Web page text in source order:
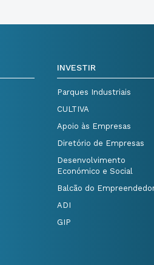
INVESTIR
Parques Industriais
CULTIVA
Apoio às Empresas
Diretório de Empresas
Desenvolvimento
Económico e Social
Balcão do
ADI
GIP